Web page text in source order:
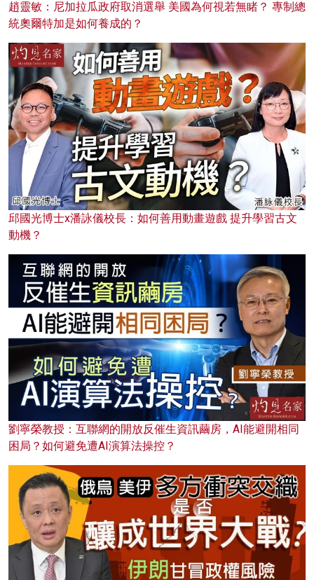
趙靈敏：尼加拉瓜政府取消選舉 美國為何視若無睹？ 專制總
統奧爾特加是如何養成的？
邱國光博士x潘詠儀校長：如何善用動畫遊戲 提升學習古文
動機？
劉寧榮教授：互聯網的開放反催生資訊繭房，AI能避開相同
困局？如何避免遭AI演算法操控？